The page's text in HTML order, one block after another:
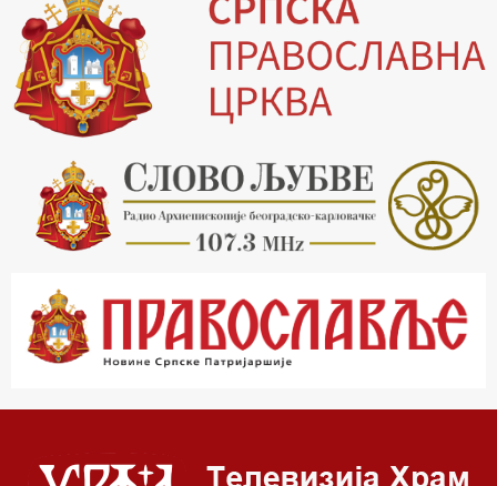
19.30 Вечерње молитве
20.00 Вести из Цркве
20.15 Реч архијереја
20.30 Млади у Цркви
21.03 Гугл пита
22.03 Црквена предавања и трибине
23.00 Питања и одговори
00.03 Гугл пита
01.03 Живе речи - подкаст